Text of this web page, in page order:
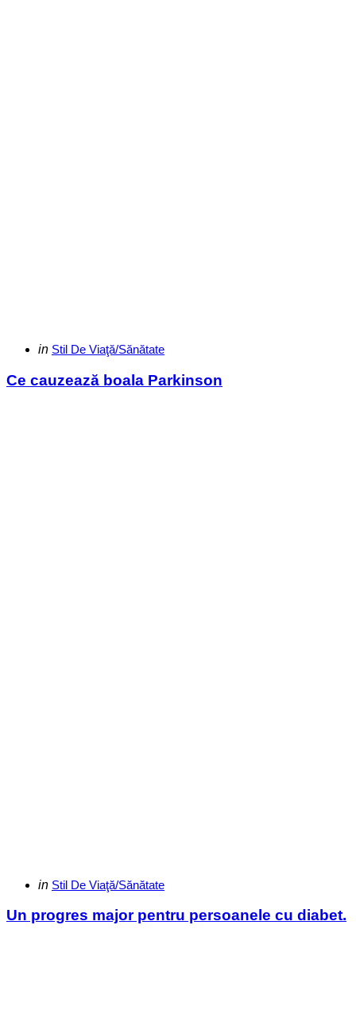
Categories
Posted
in Stil De Viaţă/Sănătate
Ce cauzează boala Parkinson
Categories
Posted
in Stil De Viaţă/Sănătate
Un progres major pentru persoanele cu diabet.